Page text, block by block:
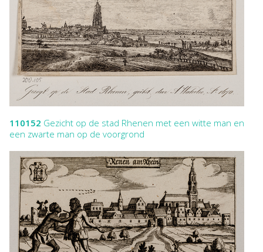
110152 Gezicht op de stad Rhenen met een witte man en
een zwarte man op de voorgrond